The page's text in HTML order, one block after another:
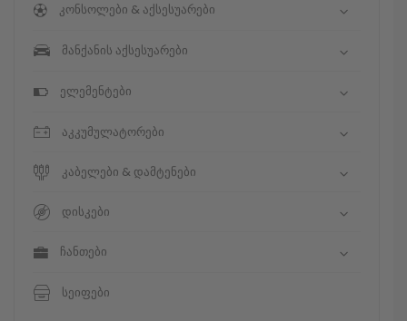
კონსოლები & აქსესუარები
მანქანის აქსესუარები
ელემენტები
აკკუმულატორები
კაბელები & დამტენები
დისკები
ჩანთები
სეიფები